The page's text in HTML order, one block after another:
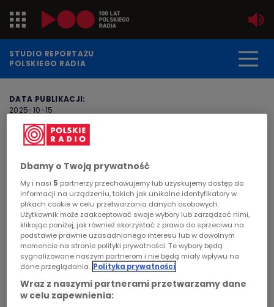
Jedynka
Dwójka
Trójka
Czwórka
PR24
Poland
Kierowcy
Dzieci
Chopin
STUDIO REPORTAŻU
POLSKIEGO RADIA
DATA PUBLIKACJI:
2025-10-15
STRONA GŁÓWNA>ARTYKUŁ
POLSKIE RADIO
Dbamy o Twoją prywatność
My i nasi 5 partnerzy przechowujemy lub uzyskujemy dostęp do
informacji na urządzeniu, takich jak unikalne identyfikatory w
plikach cookie w celu przetwarzania danych osobowych.
Użytkownik może zaakceptować swoje wybory lub zarządzać nimi,
klikając poniżej, jak również skorzystać z prawa do sprzeciwu na
podstawie prawnie uzasadnionego interesu lub w dowolnym
momencie na stronie polityki prywatności. Te wybory będą
sygnalizowane naszym partnerom i nie będą miały wpływu na
dane przeglądania. Polityka prywatności
Wraz z naszymi partnerami przetwarzamy dane
w celu zapewnienia: